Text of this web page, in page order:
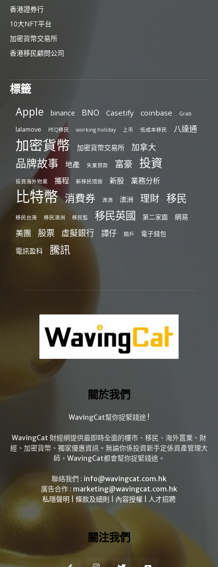
香港證券行
10大NFT平台
加密貨幣交易所
香港移民顧問公司
標籤
Apple binance BNO Casetify coinbase Grab
lalamove PEQ移民 working holiday 上市 低成本移民 八達通
加密貨幣 加密貨幣交易所 加拿大
品牌故事 地產 失業貸款 富豪 投資
投資海外物業 攜程 新移民措施 新股 業務分析
比特幣 消費券 滴滴 澳洲 理財 移民
移民台灣 移民澳洲 移民監 移民英國 第二家園 網易
美團 股票 虛擬銀行 譚仔 開戶 電子錢包
電訊盈科 騰訊
關於我們
WavingCat幫你捉緊錢途 !
WavingCat 財經網提供最即時全面的樓市、移民、海外置業、財
經、加密貨幣、獨家優惠資訊。無論你係投資新手定係資產管理大
師，WavingCat都會幫你捉緊錢途。
聯絡我們 : info@wavingcat.com.hk
廣告合作 : marketing@wavingcat.com.hk
私隱聲明
條款及細則 內容授權 人才招聘
關注我們